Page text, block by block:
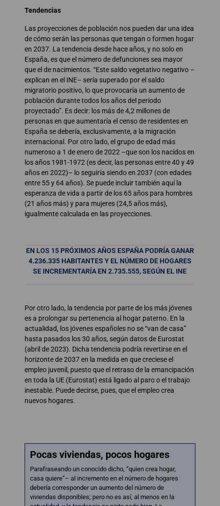
Tendencias
Las proyecciones de población nos pueden dar una idea
de cómo serán las personas que tengan o formen hogar
en 2037. La tendencia desde hace años, y no solo en
España, es que el número de defunciones sea mayor
que el de nacimientos. “Este saldo vegetativo negativo –
explican en el INE– sería superado por el saldo
migratorio positivo, lo que provocaría un aumento de
población durante todos los años del periodo
proyectado”. Es decir: los más de 4,2 millones de
personas en que aumentaría el censo de residentes en
España se debería, exclusivamente, a la migración
internacional. Por otro lado, el grupo de edad más
numeroso a 1 de enero de 2022 –que son los nacidos en
los años 1981-1972 (es decir, las personas entre 40 y 49
años en 2022)– lo seguiría siendo en 2037 (con edades
entre 55 y 64 años). Se puede incluir también aquí la
esperanza de vida a partir de los 65 años para hombres
(21 años más) y para mujeres (24,5 años más),
igualmente calculada en las proyecciones.
EN LOS 15 PRÓXIMOS AÑOS ESPAÑA PODRÍA GANAR
4.236.335 HABITANTES Y EL NÚMERO DE HOGARES
SE INCREMENTARÍA EN 2.735.555, SEGÚN EL INE
Por otro lado, la tendencia por parte de los más jóvenes
es a prolongar su pertenencia al hogar paterno. En la
actualidad, los jóvenes españoles no se “van de casa”
hasta pasados los 30 años, según datos de Eurostat
(abril de 2023). Dicha tendencia podría revertirse en el
horizonte de 2037 en la medida en que creciese el
empleo juvenil, puesto que el retraso de la emancipación
en toda la UE (Eurostat) está ligado al paro o el trabajo
inestable. Puede decirse, pues, que el empleo crea
nuevos hogares.
Pocas viviendas, pocos hogares
Parafraseando un conocido dicho, “quien crea hogar,
casa quiere”– al incremento en el número de hogares
debería corresponder un aumento del número de
viviendas disponibles; pero no es así, al menos en la